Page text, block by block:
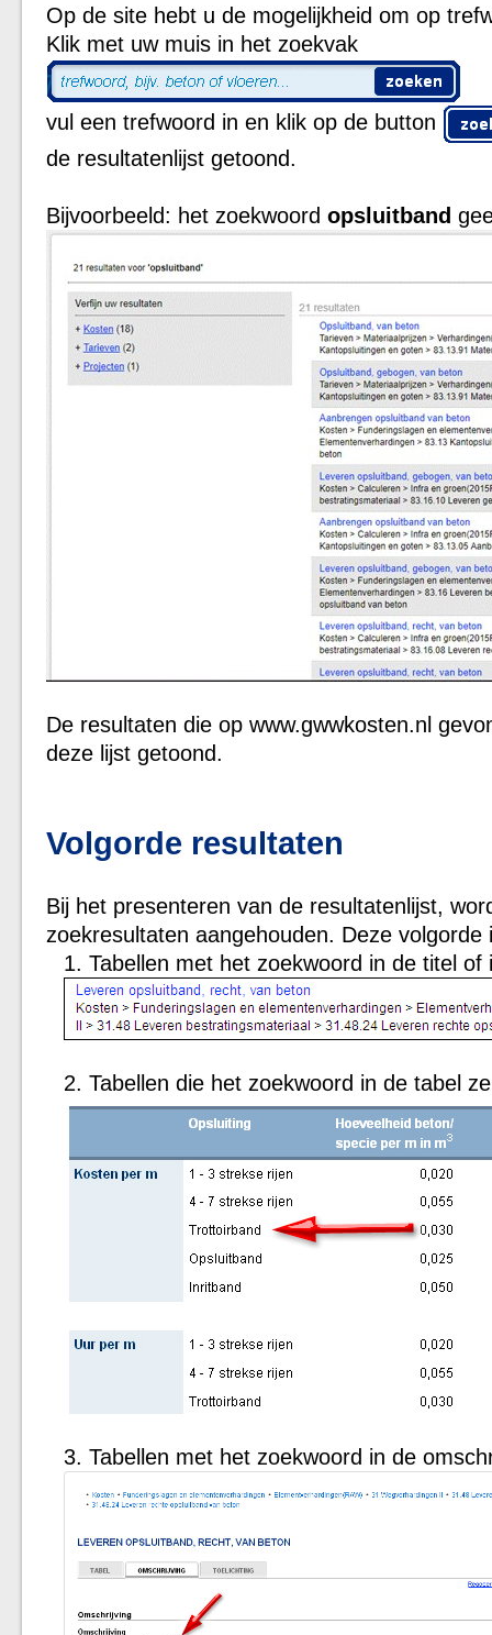
Op de site hebt u de mogelijkheid om op
Klik met uw muis in het zoekvak
vul een trefwoord in en klik op de button
de resultatenlijst getoond.
Bijvoorbeeld: het zoekwoord opsluitband
De resultaten die op www.gwwkosten.nl
deze lijst getoond.
Volgorde resultaten
Bij het presenteren van de resultatenlijst,
zoekresultaten aangehouden. Deze volgorde
Tabellen met het zoekwoord in de titel of
Tabellen die het zoekwoord in de tabel
Tabellen met het zoekwoord in de